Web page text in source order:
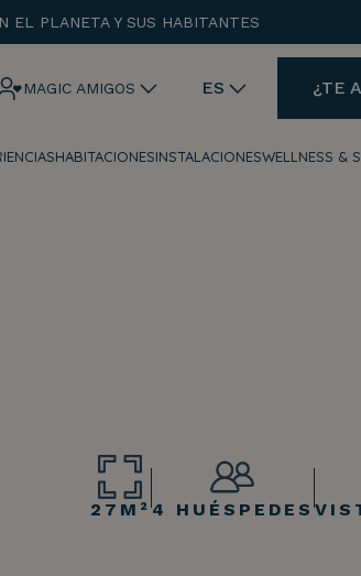
EL PLANETA Y SUS HABITANTES
MAGIC AMIGOS ES ¿TE
HABITACIONESINSTALACIONESWELLNESS &
27M² 4 HUÉSPEDES